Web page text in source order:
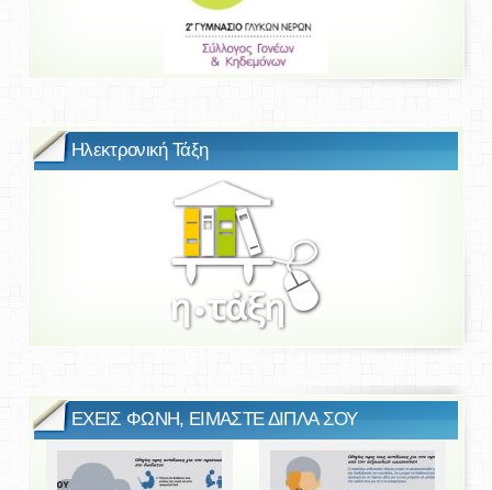
Ηλεκτρονική Τάξη
ΕΧΕΙΣ ΦΩΝΗ, ΕΙΜΑΣΤΕ ΔΙΠΛΑ ΣΟΥ